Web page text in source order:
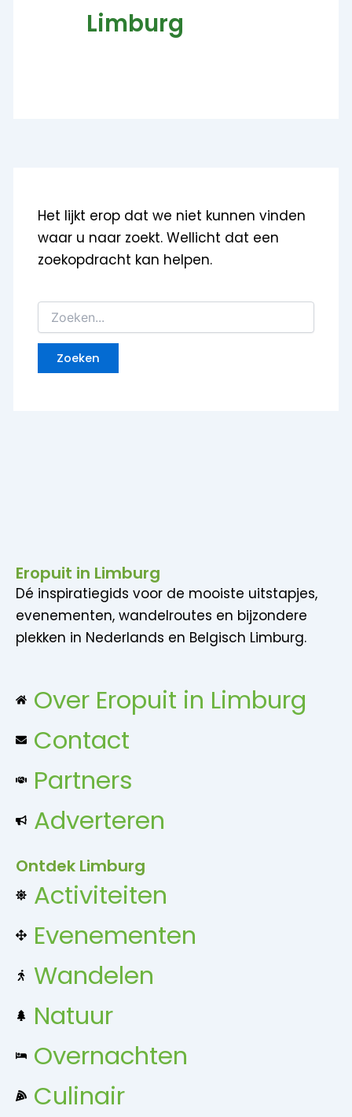
Limburg
Het lijkt erop dat we niet kunnen vinden
waar u naar zoekt. Wellicht dat een
zoekopdracht kan helpen.
Eropuit in Limburg
Dé inspiratiegids voor de mooiste uitstapjes,
evenementen, wandelroutes en bijzondere
plekken in Nederlands en Belgisch Limburg.
Over Eropuit in Limburg
Contact
Partners
Adverteren
Ontdek Limburg
Activiteiten
Evenementen
Wandelen
Natuur
Overnachten
Culinair